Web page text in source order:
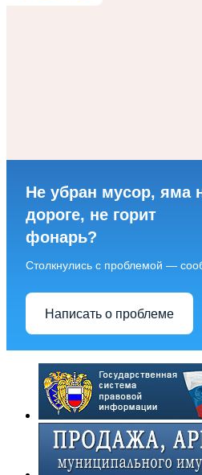
Не убран мусор, яма
дороге, не горит
фонарь?
Столкнулись с проблемой —
Написать о проблеме